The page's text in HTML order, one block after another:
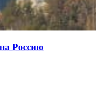
Россию